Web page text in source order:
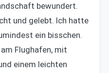
bewundert.
und gelebt. Ich hatte
ein bisschen.
Flughafen, mit
einem leichten